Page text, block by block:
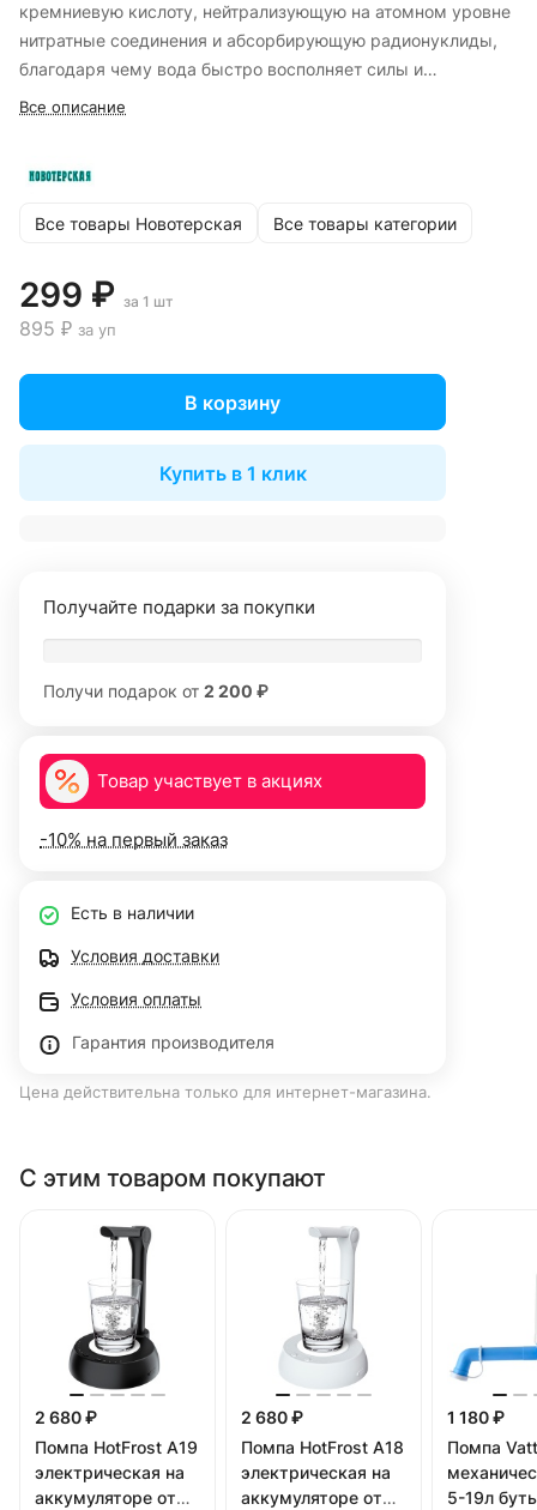
кремниевую кислоту, нейтрализующую на атомном уровне
нитратные соединения и абсорбирующую радионуклиды,
благодаря чему вода быстро восполняет силы и
восстанавливает костно-мышечную ткань.
Все описание
Все товары Новотерская Все товары категории
299 ₽ за 1 шт
895 ₽ за уп
В корзину
Купить в 1 клик
Получайте подарки за покупки
Получи подарок от 2 200 ₽
Товар участвует в акциях
-10% на первый заказ
Есть в наличии
Условия доставки
Условия оплаты
Гарантия производителя
Цена действительна только для интернет-магазина.
С этим товаром покупают
2 680 ₽
Помпа HotFrost A19
электрическая на
аккумуляторе от
2 680 ₽
Помпа HotFrost A18
электрическая на
аккумуляторе от
1 180 ₽
Помпа
5-19л